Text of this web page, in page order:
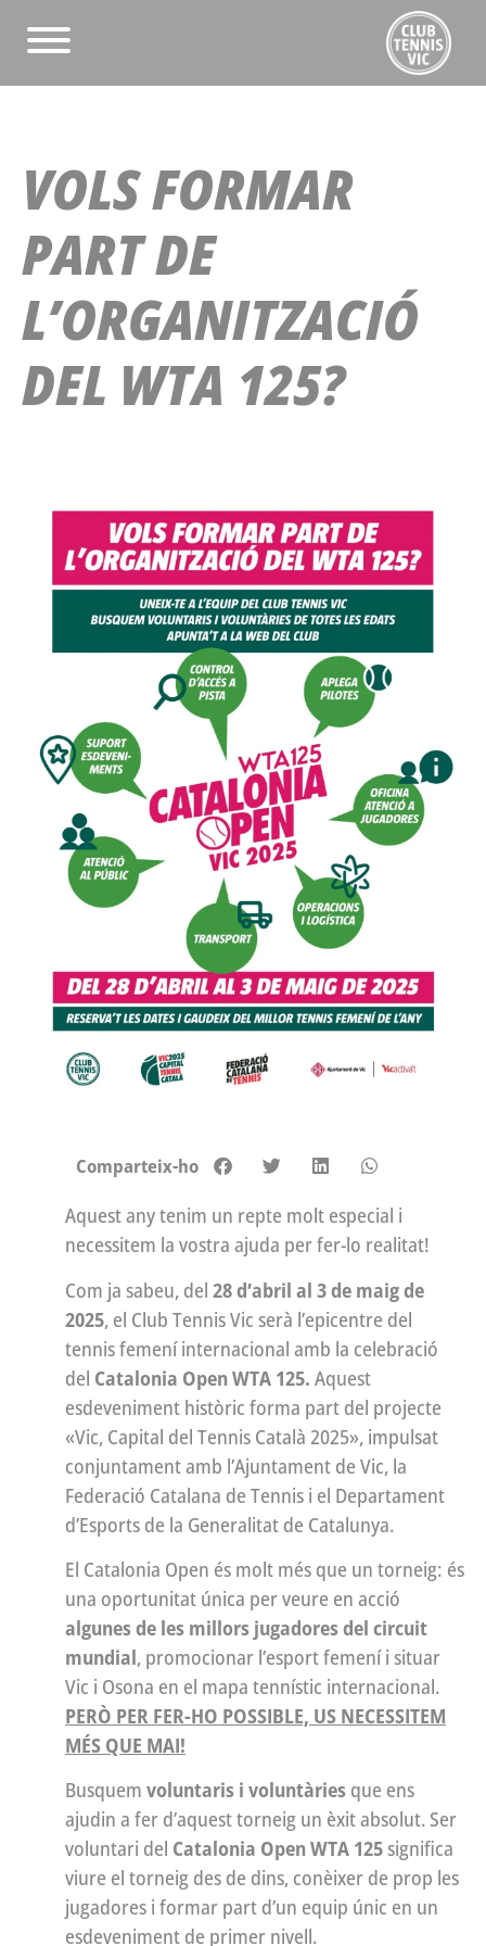
VOLS FORMAR
PART DE
L’ORGANITZACIÓ
DEL WTA 125?
Comparteix-ho
Aquest any tenim un repte molt especial i
necessitem la vostra ajuda per fer-lo realitat!
Com ja sabeu, del 28 d’abril al 3 de maig de
2025, el Club Tennis Vic serà l’epicentre del
tennis femení internacional amb la celebració
del Catalonia Open WTA 125. Aquest
esdeveniment històric forma part del projecte
«Vic, Capital del Tennis Català 2025», impulsat
conjuntament amb l’Ajuntament de Vic, la
Federació Catalana de Tennis i el Departament
d’Esports de la Generalitat de Catalunya.
El Catalonia Open és molt més que un torneig: és
una oportunitat única per veure en acció
algunes de les millors jugadores del circuit
mundial, promocionar l’esport femení i situar
Vic i Osona en el mapa tennístic internacional.
PERÒ PER FER-HO POSSIBLE, US NECESSITEM
MÉS QUE MAI!
Busquem voluntaris i voluntàries que ens
ajudin a fer d’aquest torneig un èxit absolut. Ser
voluntari del Catalonia Open WTA 125significa
viure el torneig des de dins, conèixer de prop les
jugadores i formar part d’un equip únic en un
esdeveniment de primer nivell.